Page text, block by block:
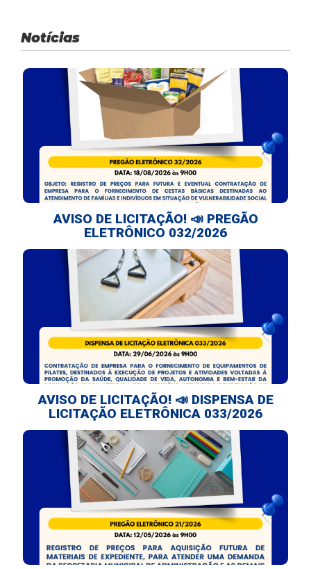
Notícias
AVISO DE LICITAÇÃO! 📣 PREGÃO
ELETRÔNICO 032/2026
AVISO DE LICITAÇÃO! 📣 DISPENSA DE
LICITAÇÃO ELETRÔNICA 033/2026